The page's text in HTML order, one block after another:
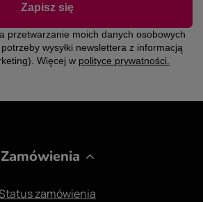
przetwarzanie moich danych osobowych
wysyłki newslettera z informacją
Więcej w polityce prywatności.
Zapisz się
Zamówienia
zamówienia